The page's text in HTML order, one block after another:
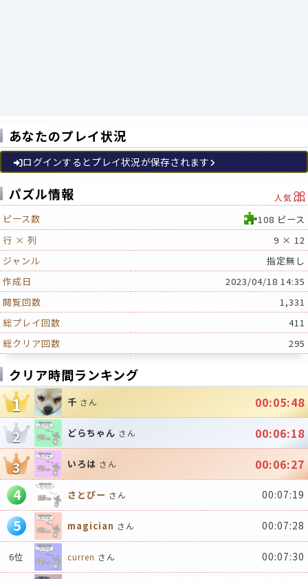
あなたのプレイ状況
ログインするとプレイ状況が保存されます
パズル情報 人気 🎀
ピース数
108 ピース
行 × 列
9 × 12
ジャンル
指定無し
作成日
2023/04/18 14:35
閲覧回数
1,331
総プレイ回数
411
総クリア回数
295
クリア時間ランキング
1 千 さん 00:05:48
2 どらちゃん さん 00:06:18
3 いろは さん 00:06:27
4 さとぴー さん 00:07:19
5 magician さん 00:07:28
6位 curren さん 00:07:30